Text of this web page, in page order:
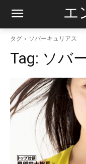
エ
タグ ソバーキュリアス
Tag: ソバ